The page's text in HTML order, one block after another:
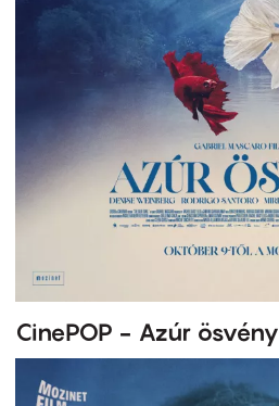
CinePOP - Azúr ösvény